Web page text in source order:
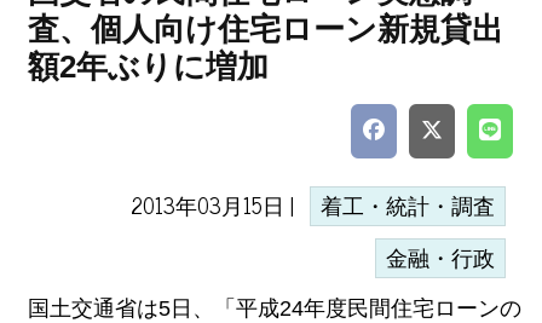
査、個人向け住宅ローン新規貸出
額2年ぶりに増加
2013年03月15日 | 着工・統計・調査
金融・行政
国土交通省は5日、「平成24年度民間住宅ローンの